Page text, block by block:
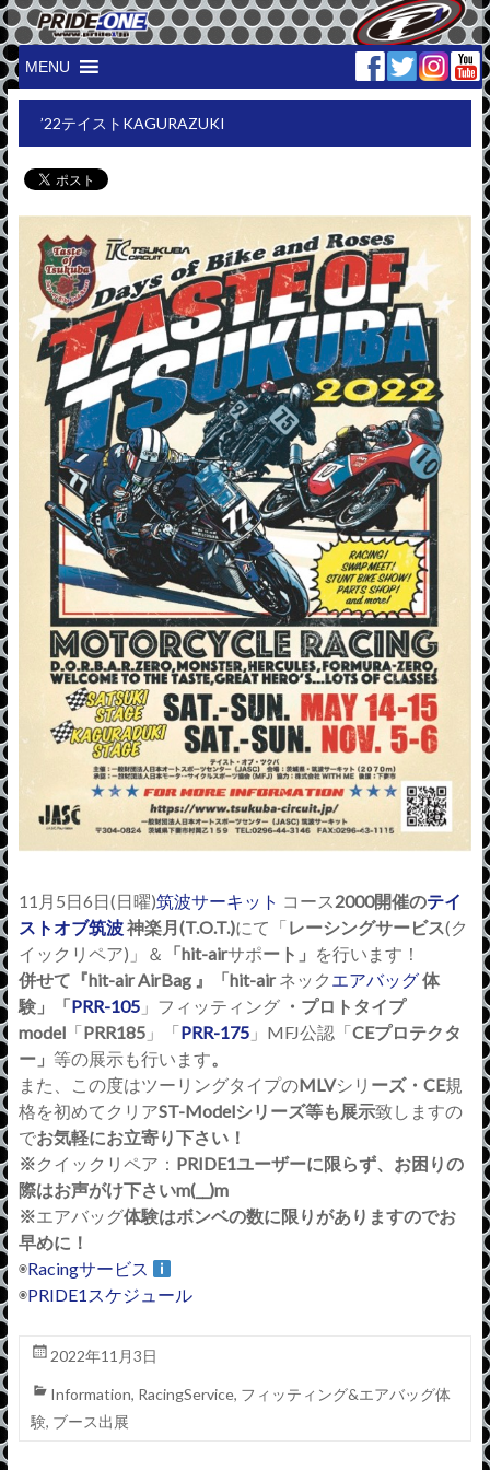
MENU
’22テイストKAGURAZUKI
11 月5日6日(日曜)筑波サーキット コース 2000開催のテイ
ストオブ筑波神楽月 (T.O.T.)にて「レーシングサービス(ク
イックリペア) 」＆ 「hit-airサポート」 を行います！
併せて『hit-air AirBag 』「hit-airネック エアバッグ体
験」「PRR-105」フィッティング ・プロトタイプ
model「PRR185」「PRR-175」MFJ公認「CEプロテクタ
ー」 等の展示も行います。
また、この度はツーリングタイプのMLVシリ ーズ・ CE規
格を初めてクリアST-Modelシリーズ等も展示致しますの
でお気軽にお立寄り下さい！
※クイックリペア： PRIDE1ユーザーに限らず、お困りの
際はお声がけ下さいm(__)m
※エアバッグ体験はボンベの数に限りがありますのでお
早めに！
◉Racingサービス
◉PRIDE1スケジュール
2022年11月3日
Information, RacingService, フィッティング&エアバッグ体
験, ブース出展